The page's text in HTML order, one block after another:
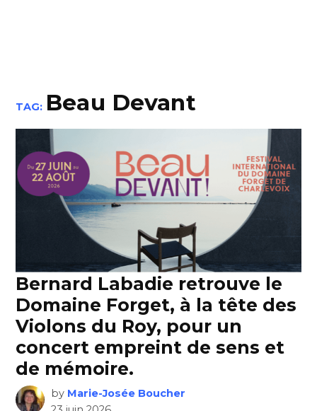
TAG: Beau Devant
Bernard Labadie retrouve le
Domaine Forget, à la tête des
Violons du Roy, pour un
concert empreint de sens et
de mémoire.
by Marie-Josée Boucher